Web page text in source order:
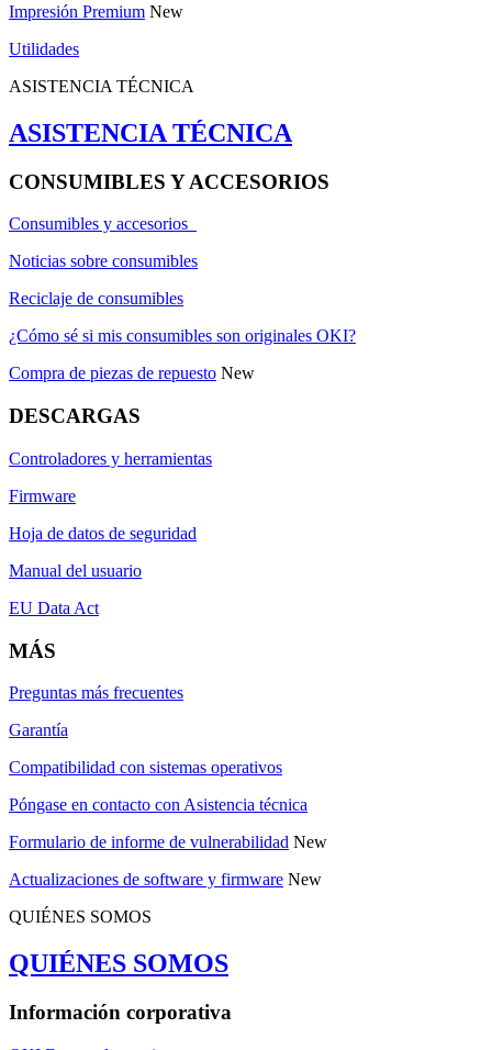
Impresión Premium New
Utilidades
ASISTENCIA TÉCNICA
ASISTENCIA TÉCNICA
CONSUMIBLES Y ACCESORIOS
Consumibles y accesorios
Noticias sobre consumibles
Reciclaje de consumibles
¿Cómo sé si mis consumibles son originales OKI?
Compra de piezas de repuesto New
DESCARGAS
Controladores y herramientas
Firmware
Hoja de datos de seguridad
Manual del usuario
EU Data Act
MÁS
Preguntas más frecuentes
Garantía
Compatibilidad con sistemas operativos
Póngase en contacto con Asistencia técnica
Formulario de informe de vulnerabilidad New
Actualizaciones de software y firmware New
QUIÉNES SOMOS
QUIÉNES SOMOS
Información corporativa